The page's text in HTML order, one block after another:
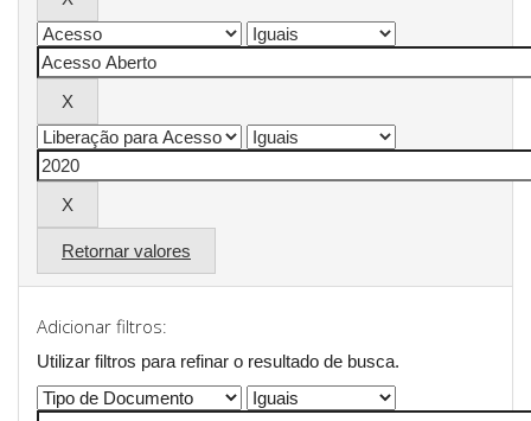
Retornar valores
Adicionar filtros:
Utilizar filtros para refinar o resultado de busca.